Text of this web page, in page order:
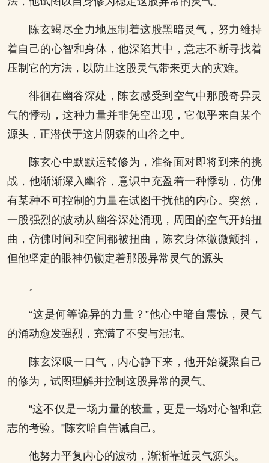
陈玄竭尽全力地压制着这股黑暗灵气，努力维持
着自己的心智和身体，他深陷其中，意志不断寻找着
压制它的方法，以防止这股灵气带来更大的灾难。
徘徊在幽谷深处，陈玄感受到空气中那股奇异灵
气的悸动，这种力量并非凭空出现，它似乎来自某个
源头，正潜伏于这片阴森的山谷之中。
陈玄心中默默运转修为，准备面对即将到来的挑
战，他渐渐深入幽谷，意识中充盈着一种悸动，仿佛
有某种不可控制的力量在试图干扰他的内心。突然，
一股强烈的波动从幽谷深处涌现，周围的空气开始扭
曲，仿佛时间和空间都被扭曲，陈玄身体微微颤抖，
但他坚定的眼神仍锁定着那股异常灵气的源头
。
“这是何等诡异的力量？”他心中暗自震惊，灵气
的涌动愈发强烈，充满了不安与混沌。
陈玄深吸一口气，内心静下来，他开始凝聚自己
的修为，试图理解并控制这股异常的灵气。
“这不仅是一场力量的较量，更是一场对心智和意
志的考验。”陈玄暗自告诫自己。
他努力平复内心的波动，渐渐靠近灵气源头。